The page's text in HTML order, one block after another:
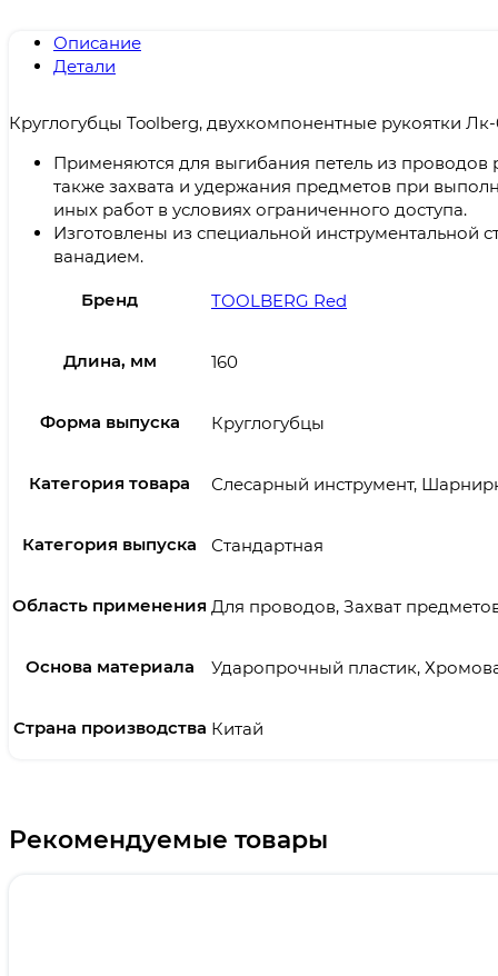
Описание
Детали
Круглогубцы Toolberg, двухкомпонентные рукоятки
Применяются для выгибания петель из проводов
также захвата и удержания предметов при
иных работ в условиях ограниченного доступа.
Изготовлены из специальной инструментальной
ванадием.
Бренд TOOLBERG Red
Длина, мм 160
Форма выпуска Круглогубцы
Категория товара Слесарный инструмент,
Категория выпуска Стандартная
Область применения Для проводов, Захват
Основа материала Ударопрочный пластик,
Страна производства Китай
Рекомендуемые товары